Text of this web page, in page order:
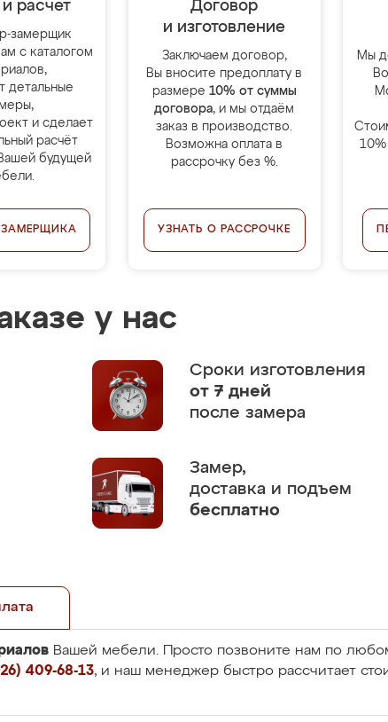
расчет
замерщик
с каталогом
детальные
и сделает
расчёт
будущей
ЗАМЕРЩИКА
Договор
и изготовление
Заключаем договор,
Вы вносите предоплату в
размере 10% от суммы
договора, и мы отдаём
заказ в производство.
Возможна оплата в
рассрочку без %.
УЗНАТЬ О РАССРОЧКЕ
Мы
10%
у нас
Сроки изготовления
от 7 дней
после замера
Замер,
доставка и подъем
бесплатно
Вашей мебели. Просто позвоните нам по
409-68-13, и наш менеджер быстро рассчитает